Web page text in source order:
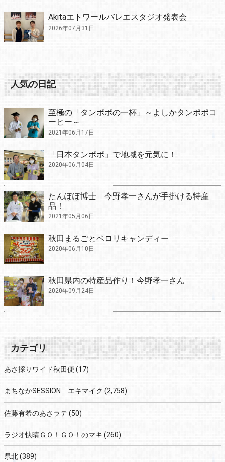
Akitaエトワールバレエスタジオ発表会
2026年07月31日
人気の日記
至極の「タンポポの一杯」～よしかタンポポコ
ーヒー～
2021年06月17日
「日本タンポポ」で地域を元気に！
2020年06月04日
たんぽぽ博士 今野孝一さんが手掛ける特産
品！
2021年05月06日
秋田まるごとペロリキャンディー
2020年06月10日
秋田県内の特産品作り！今野孝一さん
2020年09月24日
カテゴリ
あさ採りワイド秋田便 (17)
まちなかSESSION エキマイク (2,758)
佐藤有希のあさラテ (50)
ラジオ快晴ＧＯ！ＧＯ！のマキ (260)
県北(389)